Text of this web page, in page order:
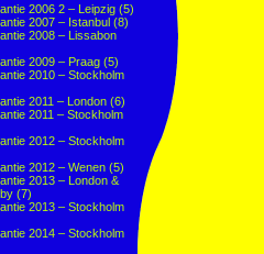
2006 2 – Leipzig (5)
2007 – Istanbul (8)
2008 – Lissabon
2009 – Praag (5)
2010 – Stockholm
2011 – London (6)
2011 – Stockholm
2012 – Stockholm
2012 – Wenen (5)
2013 – London &
(7)
2013 – Stockholm
2014 – Stockholm